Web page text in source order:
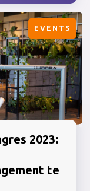
League. Zo
jaar
de on-site
UEFA-
voor de
op 10 juni
spraken met
Corporate &
2023:
te
EVENTS